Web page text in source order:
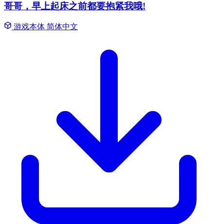
哥哥，早上起床之前都要抱紧我哦!
游戏本体 简体中文